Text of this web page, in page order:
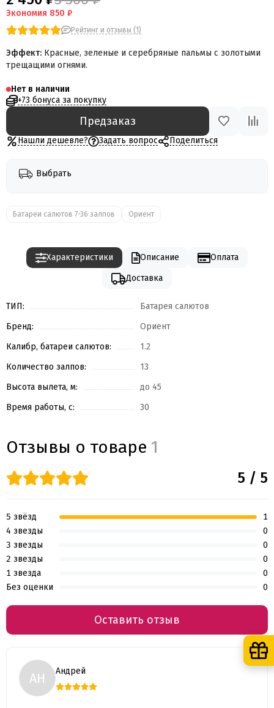
Экономия 850 ₽
Рейтинг и отзывы (1)
Эффект: Красные, зеленые и серебряные пальмы с золотыми
трещащими огнями.
Нет в наличии
+73 бонуса за покупку
Предзаказ
Нашли дешевле? Задать вопрос Поделиться
Выбрать
Батареи салютов 7-36 залпов Ориент
Характеристики Описание
Оплата
Доставка
ТИП:
Батарея салютов
Бренд:
Ориент
Калибр, батареи салютов:
1.2
Количество залпов:
13
Высота вылета, м:
до 45
Время работы, с:
30
Отзывы о товаре 1
АН Андрей
5 / 5
5 звёзд
1
4 звезды
0
3 звезды
0
2 звезды
0
1 звезда
0
Без оценки
0
Оставить отзыв